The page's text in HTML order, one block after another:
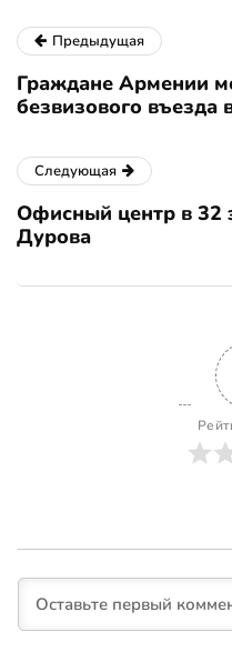
Предыдущая
Граждане Армении
безвизового въезда
Следующая
Офисный центр в 32
Дурова